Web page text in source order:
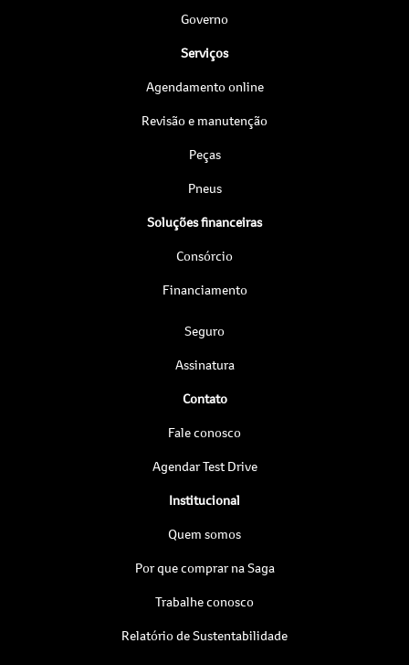
Governo
Serviços
Agendamento online
Revisão e manutenção
Peças
Pneus
Soluções financeiras
Consórcio
Financiamento
Seguro
Assinatura
Contato
Fale conosco
Agendar Test Drive
Institucional
Quem somos
Por que comprar na Saga
Trabalhe conosco
Relatório de Sustentabilidade